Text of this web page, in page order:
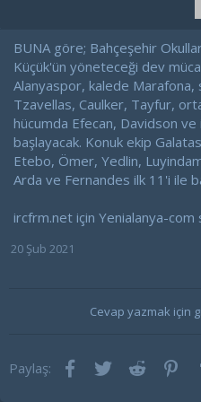
t
a
n
r
h
i
BUNA göre; Bahçeşehir
Küçük'ün yöneteceği dev
Alanyaspor, kalede Marafona,
Tzavellas, Caulker, Tayfur,
hücumda Efecan, Davidson
başlayacak. Konuk ekip
Etebo, Ömer, Yedlin,
Arda ve Fernandes ilk 11'i ile
ircfrm.net için Yenialanya-com
20 Şub 2021
Cevap yazmak için
Paylaş: Facebook
Twitter Reddit